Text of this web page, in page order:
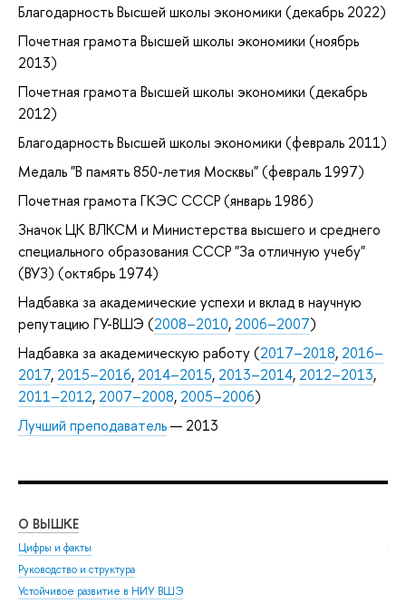
Благодарность Высшей школы экономики (декабрь 2022)
Почетная грамота Высшей школы экономики (ноябрь
2013)
Почетная грамота Высшей школы экономики (декабрь
2012)
Благодарность Высшей школы экономики (февраль 2011)
Медаль "В память 850-летия Москвы" (февраль 1997)
Почетная грамота ГКЭС СССР (январь 1986)
Значок ЦК ВЛКСМ и Министерства высшего и среднего
специального образования СССР "За отличную учебу"
(ВУЗ) (октябрь 1974)
Надбавка за академические успехи и вклад в научную
репутацию ГУ-ВШЭ (2008–2010, 2006–2007)
Надбавка за академическую работу (2017–2018, 2016–
2017, 2015–2016, 2014–2015, 2013–2014, 2012–2013,
2011–2012, 2007–2008, 2005–2006)
Лучший преподаватель— 2013
О ВЫШКЕ
Цифры и факты
Руководство и структура
Устойчивое развитие в НИУ ВШЭ